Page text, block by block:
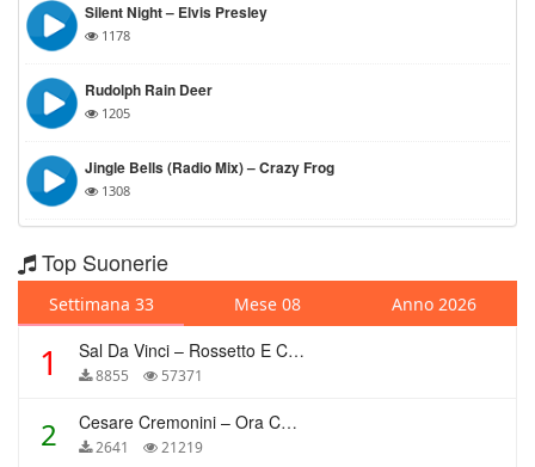
Silent Night – Elvis Presley
1178
Rudolph Rain Deer
1205
Jingle Bells (radio Mix) – Crazy Frog
1308
Top Suonerie
Settimana 33 Mese 08 Anno 2026
1 Sal Da Vinci – Rossetto E Caffè
8855 57371
2 Cesare Cremonini – Ora Che Non Ho Più Te
2641 21219